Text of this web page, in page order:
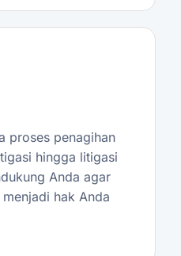
proses penagihan
hingga litigasi
Anda agar
hak Anda